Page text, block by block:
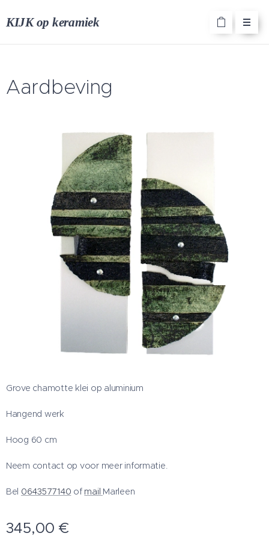
KIJK op keramiek
Aardbeving
Grove chamotte klei op aluminium
Hangend werk
Hoog 60 cm
Neem contact op voor meer informatie.
Bel 0643577140 of mail Marleen
345,00 €